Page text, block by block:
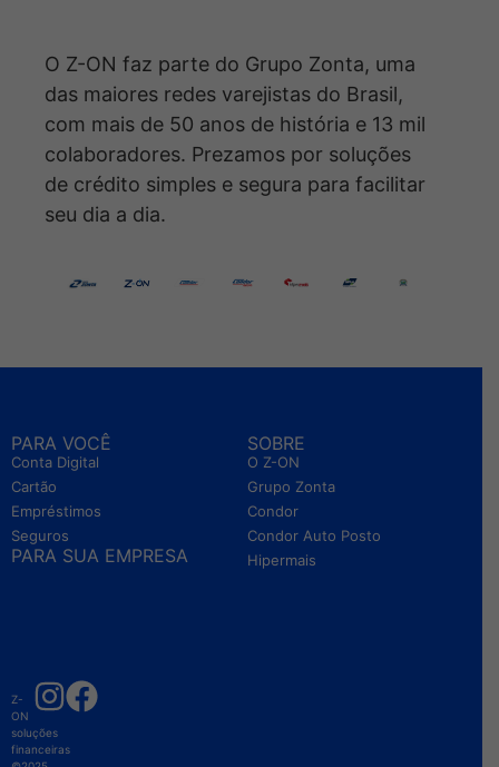
O Z-ON faz parte do Grupo Zonta, uma
das maiores redes varejistas do Brasil,
com mais de 50 anos de história e 13 mil
colaboradores. Prezamos por soluções
de crédito simples e segura para facilitar
seu dia a dia.
PARA VOCÊ
Conta Digital
Cartão
Empréstimos
Seguros
PARA SUA EMPRESA
SOBRE
O Z-ON
Grupo Zonta
Condor
Condor Auto Posto
Hipermais
Z-
ON
soluções
financeiras